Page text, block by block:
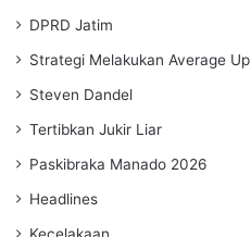
DPRD Jatim
Strategi Melakukan Average Up
Steven Dandel
Tertibkan Jukir Liar
Paskibraka Manado 2026
Headlines